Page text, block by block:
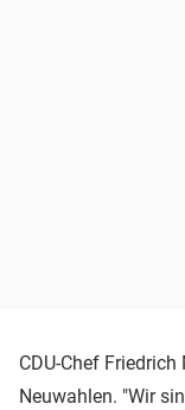
CDU-Chef
Neuwahlen. "Wir